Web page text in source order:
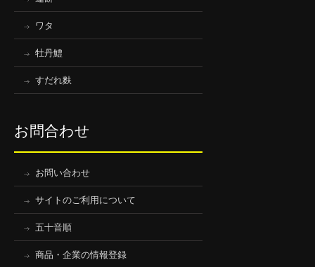
ワタ
牡丹鱧
すだれ麩
お問合わせ
お問い合わせ
サイトのご利用について
五十音順
商品・企業の情報登録